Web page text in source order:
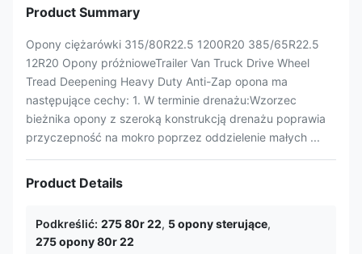
Product Summary
Opony ciężarówki 315/80R22.5 1200R20 385/65R22.5
12R20 Opony próżnioweTrailer Van Truck Drive Wheel
Tread Deepening Heavy Duty Anti-Zap opona ma
następujące cechy: 1. W terminie drenażu:Wzorzec
bieżnika opony z szeroką konstrukcją drenażu poprawia
przyczepność na mokro poprzez oddzielenie małych ...
Product Details
Podkreślić: 275 80r 22, 5 opony sterujące,
275 opony 80r 22